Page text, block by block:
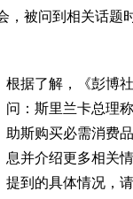
被问到相关话题
根据了解，《彭博
问：斯里兰卡总理
助斯购买必需消费
息并介绍更多相关
提到的具体情况，